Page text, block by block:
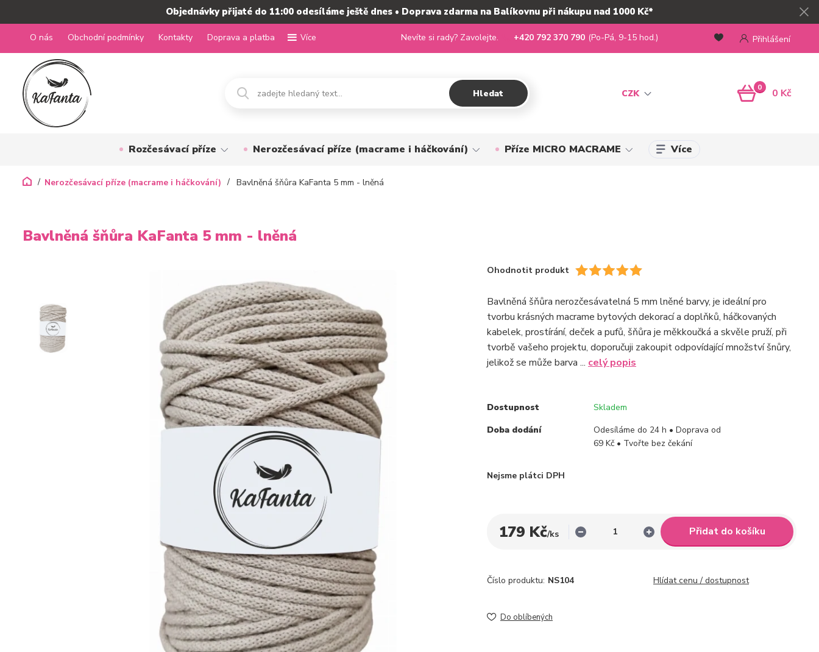
Objednávky přijaté do 11:00 odesíláme ještě dnes • Doprava zdarma na Balíkovnu při nákupu nad 1000 Kč*
O nás Obchodní podmínky Kontakty Doprava a platba Více
CZK
Přihlášení
Hledat
Nevíte si rady? Zavolejte. +420 792 370 790 (Po-Pá, 9-15 hod.)
0 0 Kč
Rozčesávací příze Nerozčesávací příze (macrame i háčkování) Příze MICRO MACRAME Více
Nerozčesávací příze (macrame i háčkování) Bavlněná šňůra KaFanta 5 mm - lněná
Bavlněná šňůra KaFanta 5 mm - lněná
Ohodnotit produkt
Bavlněná šňůra nerozčesávatelná 5 mm lněné barvy, je ideální pro
tvorbu krásných macrame bytových dekorací a doplňků, háčkovaných
kabelek, prostírání, deček a pufů, šňůra je měkkoučká a skvěle pruží, při
tvorbě vašeho projektu, doporučuji zakoupit odpovídající množství šnůry,
jelikož se může barva ... celý popis
Dostupnost
Skladem
Doba dodání
Odesíláme do 24 h • Doprava od
69 Kč • Tvořte bez čekání
Nejsme plátci DPH
179 Kč/ks Přidat do košíku
Číslo produktu: NS104 Hlídat cenu / dostupnost
Do oblíbených